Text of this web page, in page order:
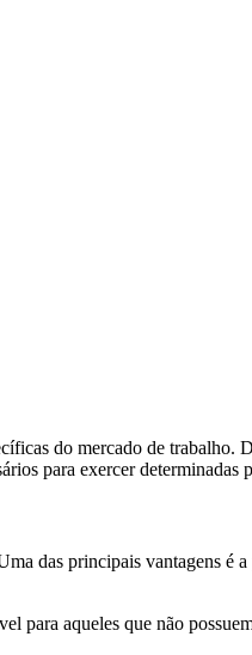
do mercado de trabalho.
para exercer determinadas
das principais vantagens é
para aqueles que não